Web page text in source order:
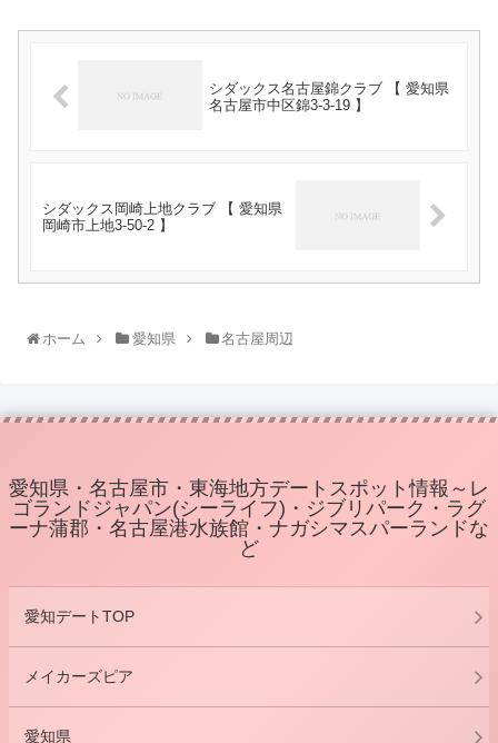
シダックス名古屋錦クラブ 【 愛知県
名古屋市中区錦3-3-19 】
シダックス岡崎上地クラブ 【 愛知県
岡崎市上地3-50-2 】
ホーム 愛知県 名古屋周辺
愛知県・名古屋市・東海地方デートスポット情報～レ
ゴランドジャパン(シーライフ)・ジブリパーク・ラグ
ーナ蒲郡・名古屋港水族館・ナガシマスパーランドな
ど
愛知デートTOP
メイカーズピア
愛知県